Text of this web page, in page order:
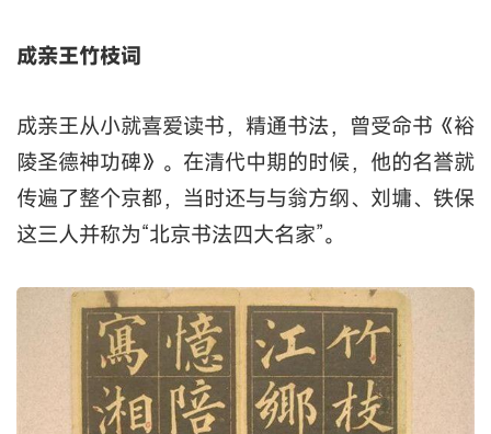
成亲王竹枝词
成亲王从小就喜爱读书，精通书法，曾受命书《裕
陵圣德神功碑》。在清代中期的时候，他的名誉就
传遍了整个京都，当时还与与翁方纲、刘墉、铁保
这三人并称为“北京书法四大名家”。